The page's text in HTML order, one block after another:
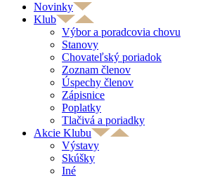
Novinky
Klub
Výbor a poradcovia chovu
Stanovy
Chovateľský poriadok
Zoznam členov
Úspechy členov
Zápisnice
Poplatky
Tlačivá a poriadky
Akcie Klubu
Výstavy
Skúšky
Iné